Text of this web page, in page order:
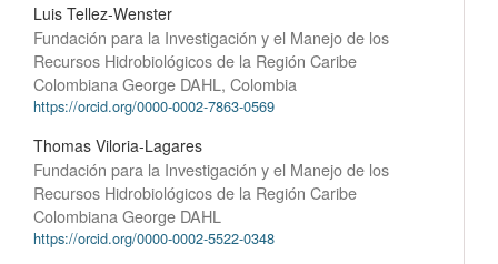
Luis Tellez-Wenster
Fundación para la Investigación y el Manejo de los
Recursos Hidrobiológicos de la Región Caribe
Colombiana George DAHL, Colombia
https://orcid.org/0000-0002-7863-0569
Thomas Viloria-Lagares
Fundación para la Investigación y el Manejo de los
Recursos Hidrobiológicos de la Región Caribe
Colombiana George DAHL
https://orcid.org/0000-0002-5522-0348